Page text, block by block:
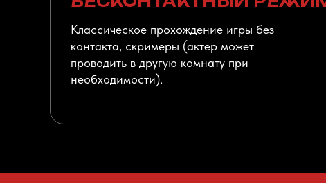
Классическое прохождение игры без
контакта, скримеры (актер может
проводить в другую комнату при
необходимости).